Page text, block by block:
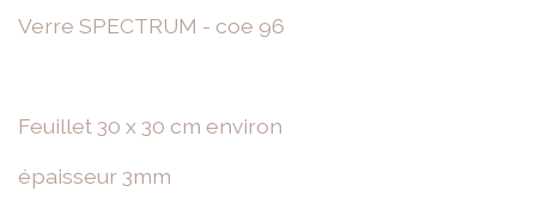
Verre SPECTRUM - coe 96
Feuillet 30 x 30 cm environ
épaisseur 3mm